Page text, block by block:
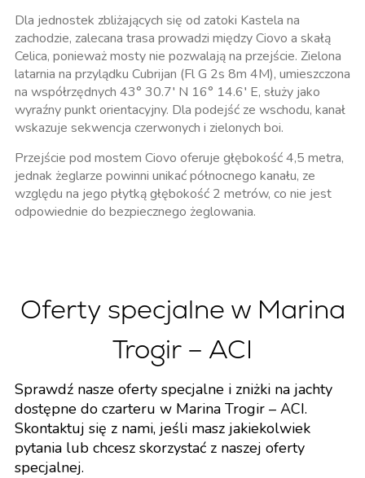
Dla jednostek zbliżających się od zatoki Kastela na
zachodzie, zalecana trasa prowadzi między Ciovo a skałą
Celica, ponieważ mosty nie pozwalają na przejście. Zielona
latarnia na przylądku Cubrijan (Fl G 2s 8m 4M), umieszczona
na współrzędnych 43° 30.7′ N 16° 14.6′ E, służy jako
wyraźny punkt orientacyjny. Dla podejść ze wschodu, kanał
wskazuje sekwencja czerwonych i zielonych boi.
Przejście pod mostem Ciovo oferuje głębokość 4,5 metra,
jednak żeglarze powinni unikać północnego kanału, ze
względu na jego płytką głębokość 2 metrów, co nie jest
odpowiednie do bezpiecznego żeglowania.
Oferty specjalne w Marina
Trogir – ACI
Sprawdź nasze oferty specjalne i zniżki na jachty
dostępne do czarteru w Marina Trogir – ACI.
Skontaktuj się z nami, jeśli masz jakiekolwiek
pytania lub chcesz skorzystać z naszej oferty
specjalnej.